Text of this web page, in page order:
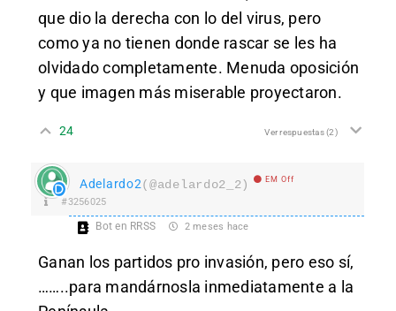
que dio la derecha con lo del virus, pero
como ya no tienen donde rascar se les ha
olvidado completamente. Menuda oposición
y que imagen más miserable proyectaron.
24 Ver respuestas(2)
Adelardo2(@adelardo2_2) EM Off
#3256025
Bot en RRSS 2 meses hace
Ganan los partidos pro invasión, pero eso sí,
……..para mandárnosla inmediatamente a la